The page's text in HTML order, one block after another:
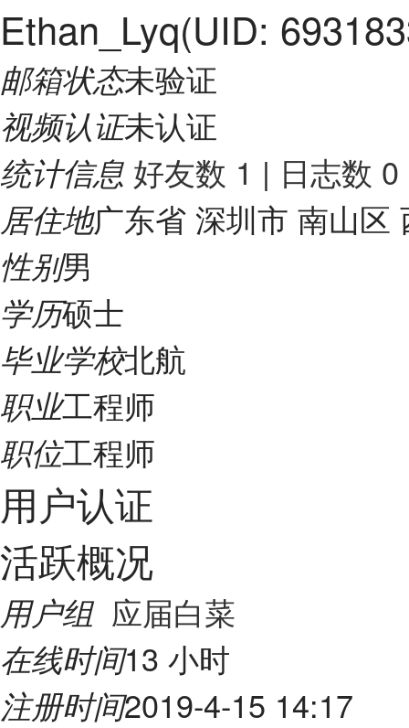
Ethan_Lyq(UID:
邮箱状态未验证
视频认证未认证
统计信息 好友数 1 | 日志数 0
居住地广东省 深圳市 南山区
性别男
学历硕士
毕业学校北航
职业工程师
职位工程师
用户认证
活跃概况
用户组 应届白菜
在线时间13 小时
注册时间2019-4-15 14:17